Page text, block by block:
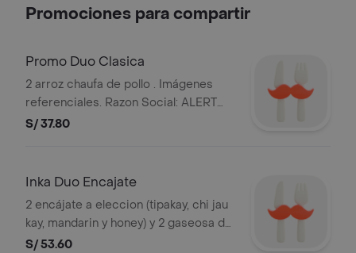
Promociones para compartir
Promo Duo Clasica
2 arroz chaufa de pollo . Imágenes
referenciales. Razon Social: ALERT
DEL PERU S.A. y RUC: 20101869947.
S/ 37.80
Inka Duo Encajate
2 encájate a eleccion (tipakay, chi jau
kay, mandarin y honey) y 2 gaseosa de
500 ml. Imágenes referenciales.
S/ 53.60